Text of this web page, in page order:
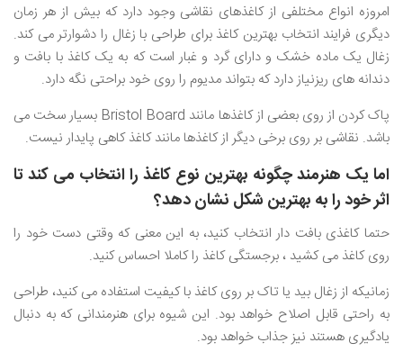
امروزه انواع مختلفی از کاغذهای نقاشی وجود دارد که بیش از هر زمان
دیگری فرایند انتخاب بهترین کاغذ برای طراحی با زغال را دشوارتر می کند.
زغال یک ماده خشک و دارای گرد و غبار است که به یک کاغذ با بافت و
دندانه های ریزنیاز دارد که بتواند مدیوم را روی خود براحتی نگه دارد.
پاک کردن از روی بعضی از کاغذها مانند Bristol Board بسیار سخت می
باشد. نقاشی بر روی برخی دیگر از کاغذها مانند کاغذ کاهی پایدار نیست.
اما یک هنرمند چگونه بهترین نوع کاغذ را انتخاب می کند تا
اثر خود را به بهترین شکل نشان دهد؟
حتما کاغذی بافت دار انتخاب کنید، به این معنی که وقتی دست خود را
روی کاغذ می کشید ، برجستگی کاغذ را کاملا احساس کنید.
زمانیکه از زغال بید یا تاک بر روی کاغذ با کیفیت استفاده می کنید، طراحی
به راحتی قابل اصلاح خواهد بود. این شیوه برای هنرمندانی که به دنبال
یادگیری هستند نیز جذاب خواهد بود.